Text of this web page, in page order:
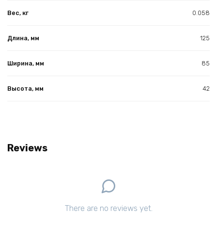
Вес, кг 0.058
Длина, мм 125
Ширина, мм 85
Высота, мм 42
Reviews
There are no reviews yet.